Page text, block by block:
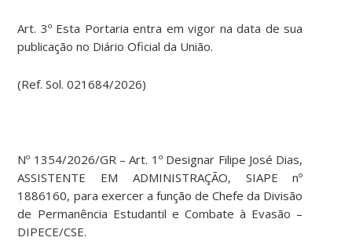
Art. 3º Esta Portaria entra em vigor na data de sua
publicação no Diário Oficial da União.
(Ref. Sol. 021684/2026)
Nº 1354/2026/GR – Art. 1º Designar Filipe José Dias,
ASSISTENTE EM ADMINISTRAÇÃO, SIAPE nº
1886160, para exercer a função de Chefe da Divisão
de Permanência Estudantil e Combate à Evasão –
DIPECE/CSE.